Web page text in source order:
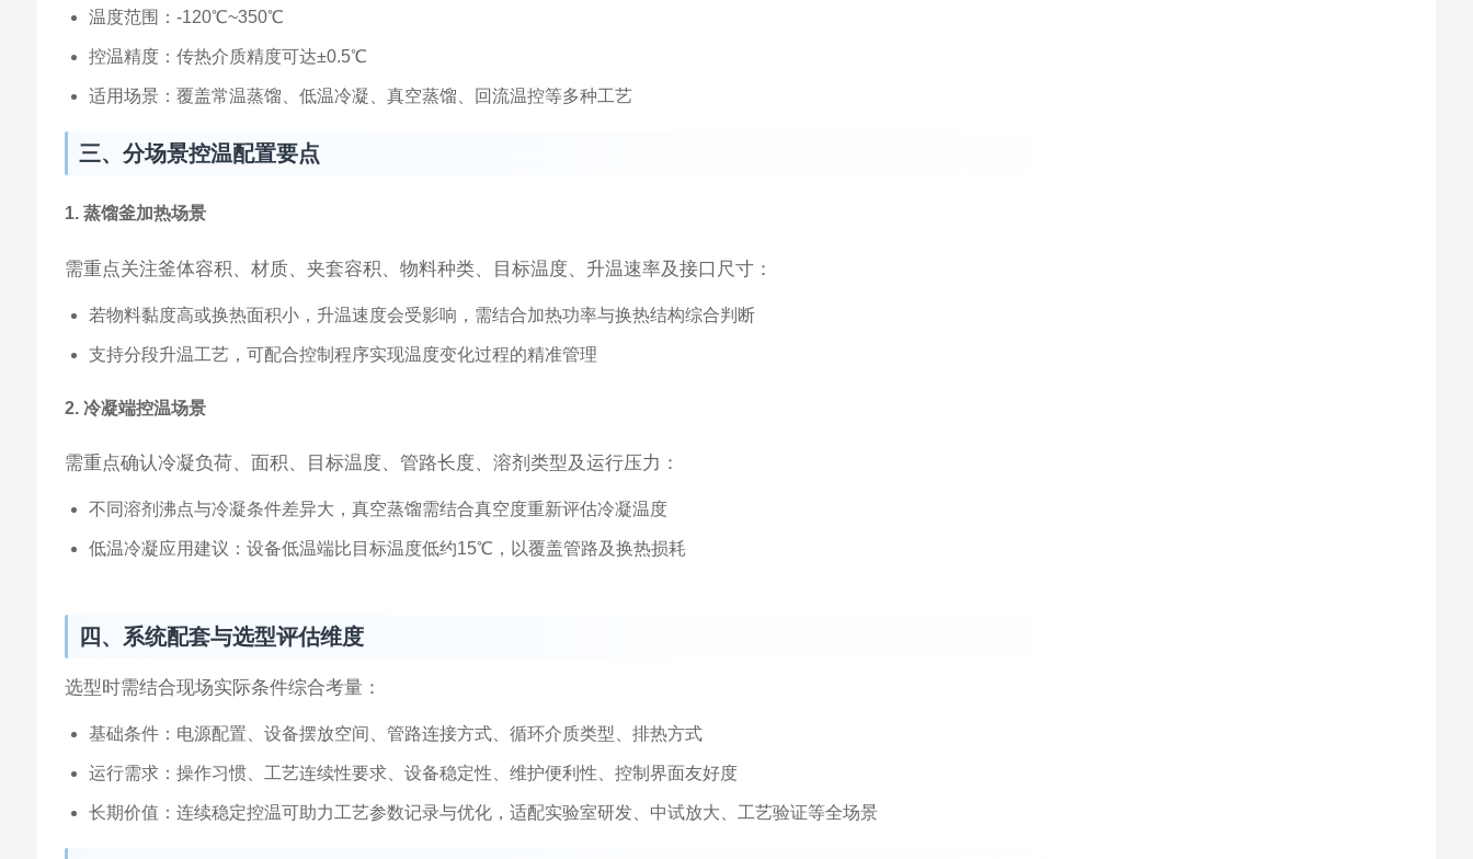
温度范围：-120℃~350℃
控温精度：传热介质精度可达±0.5℃
适用场景：覆盖常温蒸馏、低温冷凝、真空蒸馏、回流温控等多种工艺
三、分场景控温配置要点
1. 蒸馏釜加热场景
需重点关注釜体容积、材质、夹套容积、物料种类、目标温度、升温速率及接口尺寸：
若物料黏度高或换热面积小，升温速度会受影响，需结合加热功率与换热结构综合判断
支持分段升温工艺，可配合控制程序实现温度变化过程的精准管理
2. 冷凝端控温场景
需重点确认冷凝负荷、面积、目标温度、管路长度、溶剂类型及运行压力：
不同溶剂沸点与冷凝条件差异大，真空蒸馏需结合真空度重新评估冷凝温度
低温冷凝应用建议：设备低温端比目标温度低约15℃，以覆盖管路及换热损耗
四、系统配套与选型评估维度
选型时需结合现场实际条件综合考量：
基础条件：电源配置、设备摆放空间、管路连接方式、循环介质类型、排热方式
运行需求：操作习惯、工艺连续性要求、设备稳定性、维护便利性、控制界面友好度
长期价值：连续稳定控温可助力工艺参数记录与优化，适配实验室研发、中试放大、工艺验证等全场景